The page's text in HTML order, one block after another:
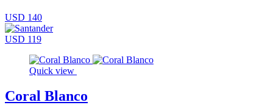
USD 140
USD 119
Quick view
Coral Blanco